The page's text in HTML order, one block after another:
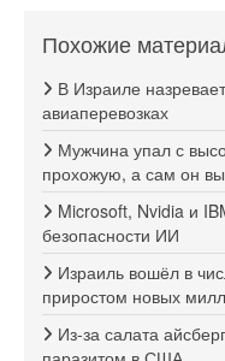
Похожие
В Израиле
авиаперевозках
Мужчина упал с
прохожую, а сам он
Microsoft, Nvidia и
безопасности ИИ
Израиль вошёл в
приростом новых
Из-за салата